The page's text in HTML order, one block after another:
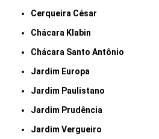
Cerqueira César
Chácara Klabin
Chácara Santo Antônio
Jardim Europa
Jardim Paulistano
Jardim Prudência
Jardim Vergueiro